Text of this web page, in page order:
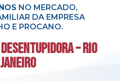
NO MERCADO,
DA EMPRESA
E PROCANO.
– RIO